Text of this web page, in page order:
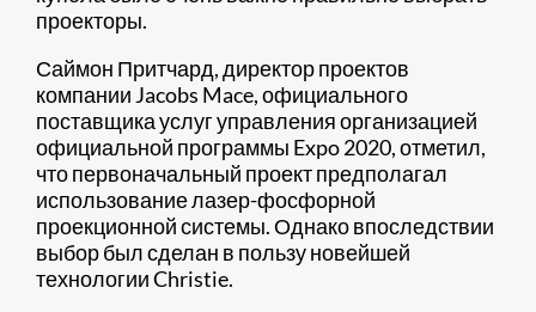
проекторы.
Саймон Притчард, директор проектов
компании Jacobs Mace, официального
поставщика услуг управления организацией
официальной программы Expo 2020, отметил,
что первоначальный проект предполагал
использование лазер-фосфорной
проекционной системы. Однако впоследствии
выбор был сделан в пользу новейшей
технологии Christie.